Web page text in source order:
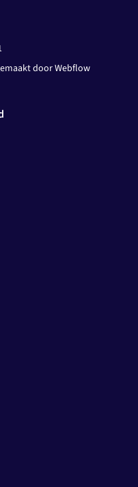
door Webflow